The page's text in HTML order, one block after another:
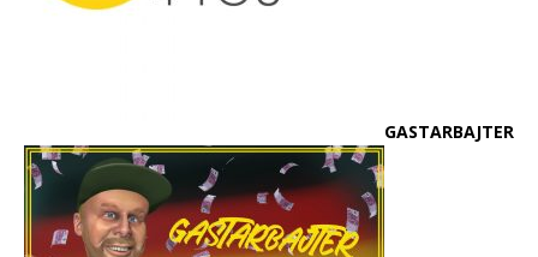
GASTARBAJTER